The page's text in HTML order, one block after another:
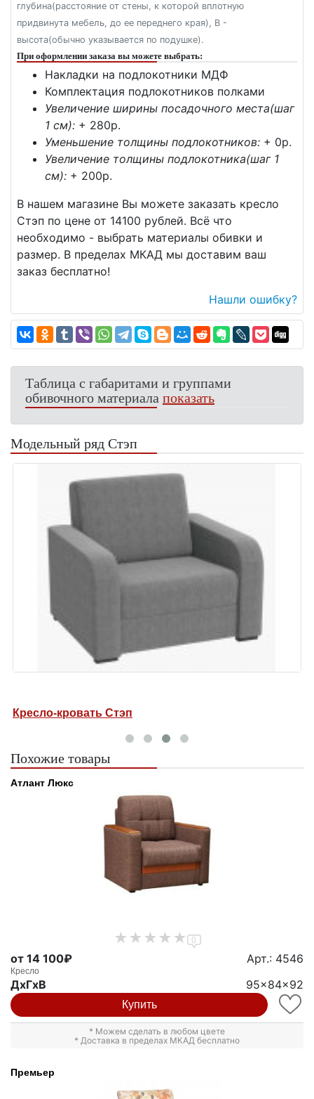
глубина(расстояние от стены, к которой вплотную
придвинута мебель, до ее переднего края), В -
высота(обычно указывается по подушке).
При оформлении заказа вы можете выбрать:
Накладки на подлокотники МДФ
Комплектация подлокотников полками
Увеличение ширины посадочного места(шаг
1 см): + 280p.
Уменьшение толщины подлокотников: + 0p.
Увеличение толщины подлокотника(шаг 1
см): + 200p.
В нашем магазине Вы можете заказать кресло
Стэп по цене от 14100 рублей. Всё что
необходимо - выбрать материалы обивки и
размер. В пределах МКАД мы доставим ваш
заказ бесплатно!
Нашли ошибку?
Таблица с габаритами и группами
обивочного материалапоказать
Модельный ряд Стэп
Кресло-кровать Стэп
Похожие товары
Атлант Люкс
0
от 14 100₽ Арт.: 4546
Кресло
ДxГxВ 95x84x92
Купить
* Можем сделать в любом цвете
* Доставка в пределах МКАД бесплатно
Премьер